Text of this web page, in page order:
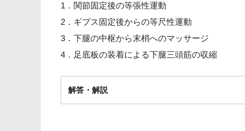
1．関節固定後の等張性運動
2．ギプス固定後からの等尺性運動
3．下腿の中枢から末梢へのマッサージ
4．足底板の装着による下腿三頭筋の収縮
解答・解説